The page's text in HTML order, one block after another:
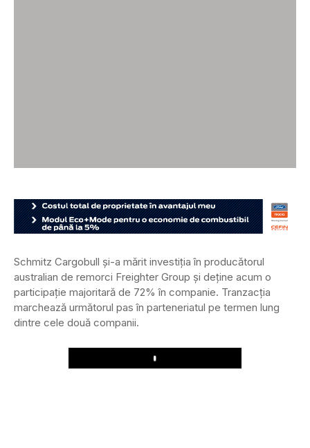
Schmitz Cargobull și-a mărit investiția în producătorul
australian de remorci Freighter Group și deține acum o
participație majoritară de 72% în companie. Tranzacția
marchează următorul pas în parteneriatul pe termen lung
dintre cele două companii.
Play